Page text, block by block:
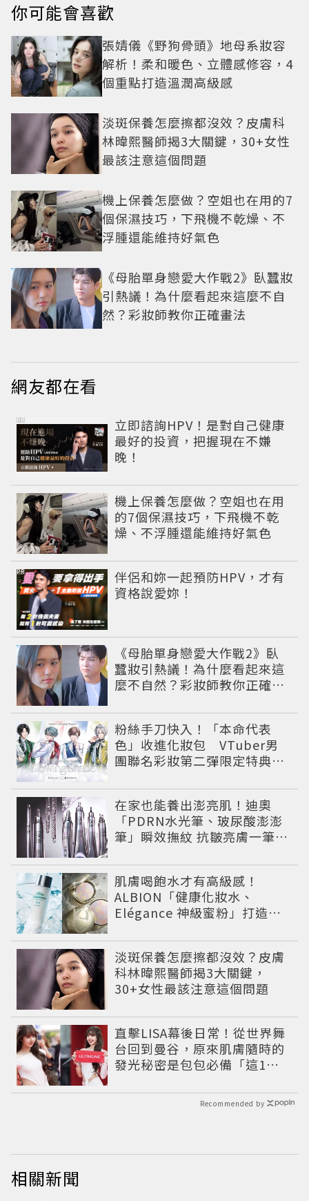
你可能會喜歡
張婧儀《野狗骨頭》地母系妝容
解析！柔和暖色、立體感修容，4
個重點打造溫潤高級感
淡斑保養怎麼擦都沒效？皮膚科
林暐熙醫師揭3大關鍵，30+女性
最該注意這個問題
機上保養怎麼做？空姐也在用的7
個保濕技巧，下飛機不乾燥、不
浮腫還能維持好氣色
《母胎單身戀愛大作戰2》臥蠶妝
引熱議！為什麼看起來這麼不自
然？彩妝師教你正確畫法
網友都在看
立即諮詢HPV！是對自己健康
最好的投資，把握現在不嫌
晚！
PR
機上保養怎麼做？空姐也在用
的7個保濕技巧，下飛機不乾
燥、不浮腫還能維持好氣色
伴侶和妳一起預防HPV，才有
資格說愛妳！
PR
《母胎單身戀愛大作戰2》臥
蠶妝引熱議！為什麼看起來這
麼不自然？彩妝師教你正確畫
粉絲手刀快入！「本命代表
色」收進化妝包 VTuber男
團聯名彩妝第二彈限定特典登
在家也能養出澎亮肌！迪奧
「PDRN水光筆、玻尿酸澎澎
筆」瞬效撫紋 抗皺亮膚一筆有
肌膚喝飽水才有高級感！
ALBION「健康化妝水、
Elégance 神級蜜粉」打造今
淡斑保養怎麼擦都沒效？皮膚
科林暐熙醫師揭3大關鍵，
30+女性最該注意這個問題
直擊LISA幕後日常！從世界舞
台回到曼谷，原來肌膚隨時的
發光秘密是包包必備「這1
Recommended by
相關新聞